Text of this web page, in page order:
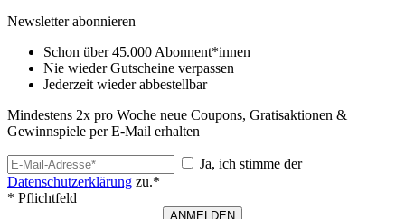
Newsletter abonnieren
Schon über 45.000 Abonnent*innen
Nie wieder Gutscheine verpassen
Jederzeit wieder abbestellbar
Mindestens 2x pro Woche neue Coupons, Gratisaktionen &
Gewinnspiele per E-Mail erhalten
Ja, ich stimme der
Datenschutzerklärung zu.*
* Pflichtfeld
ANMELDEN